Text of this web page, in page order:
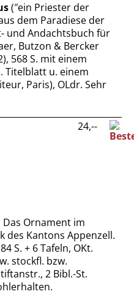
(″ein Priester der
dem Paradiese der
und Andachtsbuch für
Butzon & Bercker
568 S. mit einem
u. einem
Paris), OLdr. Sehr
Das Ornament im
des Kantons Appenzell.
S. + 6 Tafeln, OKt.
stockfl. bzw.
2 Bibl.-St.
24,--